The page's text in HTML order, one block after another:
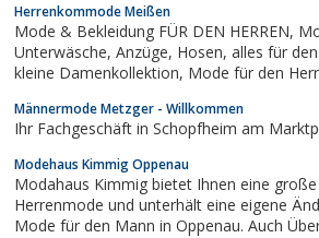
Hemdenshop
Herrenkommode Meißen
Mode & Bekleidung FÜR DEN HERREN, Mode für den Herrn,
Unterwäsche, Anzüge, Hosen, alles für den Herren in Meißen,
kleine Damenkollektion, Mode für den Herren, Sportsware,
den Mann, Herrenboutique, Unterwäsche für den Herren,
Herrenbekleidung,...
Männermode Metzger - Willkommen
Ihr Fachgeschäft in Schopfheim am
Modehaus Kimmig Oppenau
Modahaus Kimmig bietet Ihnen eine
Herrenmode und unterhält eine eigene
Mode für den Mann in Oppenau. Auch